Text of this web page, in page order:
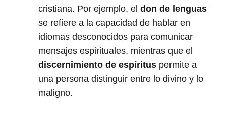
cristiana. Por ejemplo, el don de lenguas
se refiere a la capacidad de hablar en
idiomas desconocidos para comunicar
mensajes espirituales, mientras que el
discernimiento de espíritus permite a
una persona distinguir entre lo divino y lo
maligno.